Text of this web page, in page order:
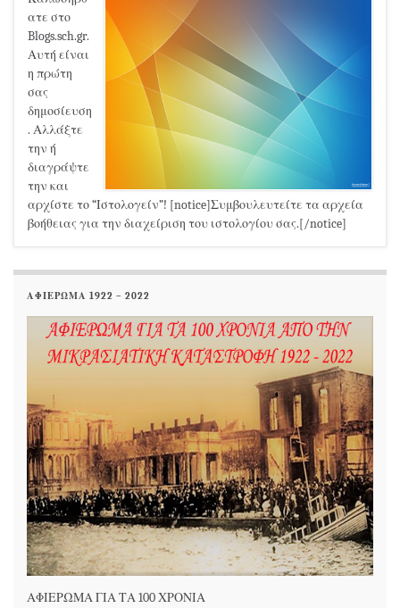
ατε στο
Blogs.sch.gr.
Αυτή είναι
η πρώτη
σας
δημοσίευση
. Αλλάξτε
την ή
διαγράψτε
την και
αρχίστε το “Ιστολογείν”! [notice]Συμβουλευτείτε τα αρχεία
βοήθειας για την διαχείριση του ιστολογίου σας.[/notice]
ΑΦΙΕΡΩΜΑ 1922 – 2022
ΑΦΙΕΡΩΜΑ ΓΙΑ ΤΑ 100 ΧΡΟΝΙΑ